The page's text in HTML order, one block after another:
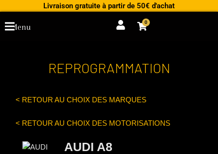
contenu
Livraison gratuite à partir de 50€ d'achat
0
Cart
Menu
REPROGRAMMATION
< RETOUR AU CHOIX DES MARQUES
< RETOUR AU CHOIX DES MOTORISATIONS
AUDI A8